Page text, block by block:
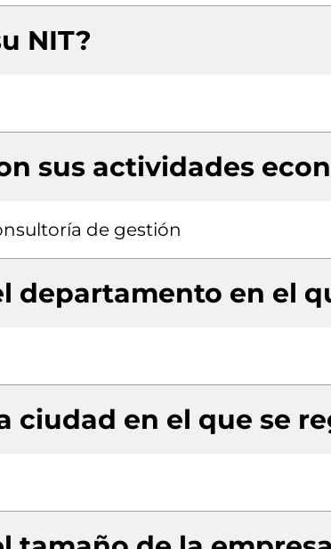
NIT?
sus actividades
de gestión
departamento en el
ciudad en el que se